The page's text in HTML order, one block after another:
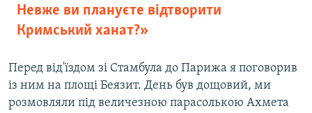
Невже ви плануєте відтворити
Кримський ханат?»
Перед від'їздом зі Стамбула до Парижа я поговорив
із ним на площі Беязит. День був дощовий, ми
розмовляли під величезною парасолькою Ахмета